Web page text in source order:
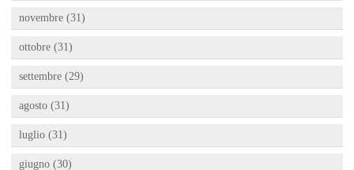
novembre (31)
ottobre (31)
settembre (29)
agosto (31)
luglio (31)
giugno (30)